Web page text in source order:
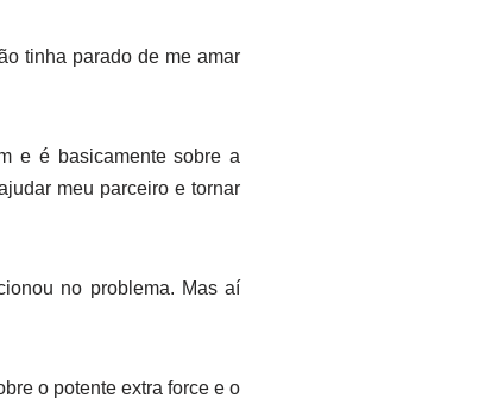
tinha parado de me amar
e é basicamente sobre a
meu parceiro e tornar
no problema. Mas aí
o potente extra force e o